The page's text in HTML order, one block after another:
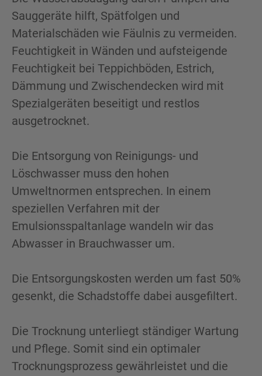
Sauggeräte hilft, Spätfolgen und
Materialschäden wie Fäulnis zu vermeiden.
Feuchtigkeit in Wänden und aufsteigende
Feuchtigkeit bei Teppichböden, Estrich,
Dämmung und Zwischendecken wird mit
Spezialgeräten beseitigt und restlos
ausgetrocknet.
Die Entsorgung von Reinigungs- und
Löschwasser muss den hohen
Umweltnormen entsprechen. In einem
speziellen Verfahren mit der
Emulsionsspaltanlage wandeln wir das
Abwasser in Brauchwasser um.
Die Entsorgungskosten werden um fast 50%
gesenkt, die Schadstoffe dabei ausgefiltert.
Die Trocknung unterliegt ständiger Wartung
und Pflege. Somit sind ein optimaler
Trocknungsprozess gewährleistet und die